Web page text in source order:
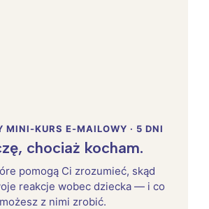
MINI-KURS E-MAILOWY · 5 DNI
chociaż kocham.
pomogą Ci zrozumieć, skąd
reakcje wobec dziecka — i co
możesz z nimi zrobić.